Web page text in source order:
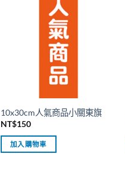
10x30cm人氣商品小關東旗
NT$150
加入購物車